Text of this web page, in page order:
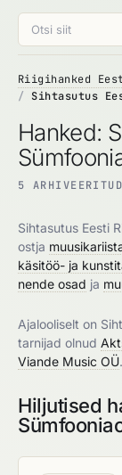
Riigihanked
Sihtasutus
Hanked:
5
Sihtasutus Eesti
ostja
käsitöö- ja
nende osad ja
Ajalooliselt on
tarnijad olnud
Viande Music OÜ.
Hiljutised